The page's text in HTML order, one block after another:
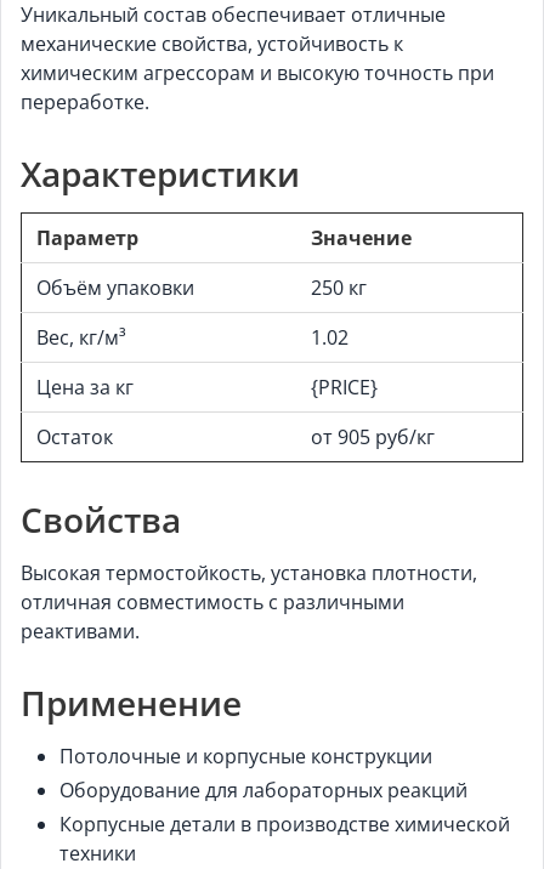
Уникальный состав обеспечивает отличные
механические свойства, устойчивость к
химическим агрессорам и высокую точность при
переработке.
Характеристики
Параметр
Значение
Объём упаковки
250 кг
Вес, кг/м³
1.02
Цена за кг
{PRICE}
Остаток
от 905 руб/кг
Свойства
Высокая термостойкость, установка плотности,
отличная совместимость с различными
реактивами.
Применение
Потолочные и корпусные конструкции
Оборудование для лабораторных реакций
Корпусные детали в производстве химической
техники